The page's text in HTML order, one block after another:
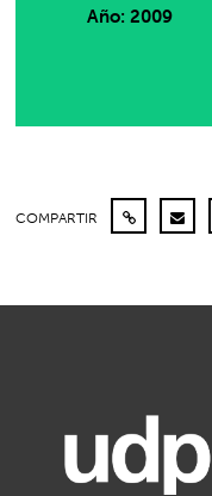
Año: 2009
COMPARTIR